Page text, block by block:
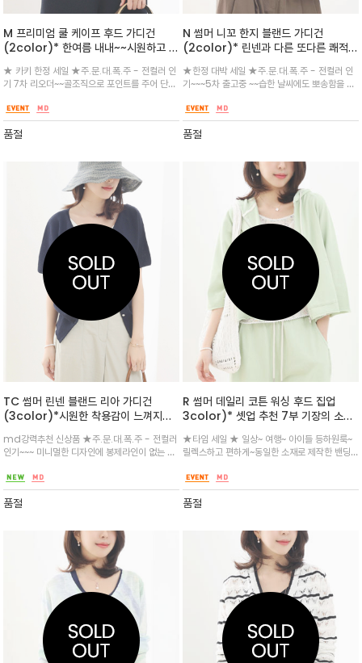
M 프리미엄 쿨 케이프 후드 가디건
(2color)* 한여름 내내~~시원하고 릴
혼방의 쿨니트 소재의 후드가디건
★ 카키 한정 세일 ★주.문.대.폭.주 - 전컬러 인
기 7차 리오더~~골조직으로 포인트를 주어 단조
는 실루엣으로 슬리브와 매치하기 좋으며 캐쥬얼
하고 우아하게 다양한 아이템과 매치
품절
N 썸머 니꼬 한지 블랜드 가디건
(2color)* 린넨과 다른 또다른 쾌적함
★한정 대박 세일 ★주.문.대.폭.주 - 전컬러 인
기~~~5차 출고중 ~~습한 날씨에도 뽀송함을 잃
롭한 기장이라 툭 걸쳐입기 좋은 실루엣
품절
TC 썸머 린넨 블랜드 리아 가디건
(3color)*시원한 착용감이 느껴지는
쿨썸머 원사로 고급스러운 외관을 연출
md강력추천 신상품 ★주.문.대.폭.주 - 전컬러
인기~~~ 미니멀한 디자인에 봉제라인이 없는 홀
드의 핑크 컬러,세련된네이비 컬러웨이로 시즌 두
루두루 활용하기 좋은 아이템
품절
R 썸머 데일리 코튼 워싱 후드 집업
3color)* 셋업 추천 7부 기장의 소매
와 데끼햄라인으로 디테일로 포인트/라
이트 피그먼트 워싱 가공된 면 소재를 사
용한 적당한 크롭 실루엣의 후드 집업
★타임 세일 ★ 일상~ 여행~ 아이들 등하원룩~
릴렉스하고 편하게~동일한 소재로 제작한 밴딩
길이와 핏으로 셋업으로 꼭 입으세요^^
품절